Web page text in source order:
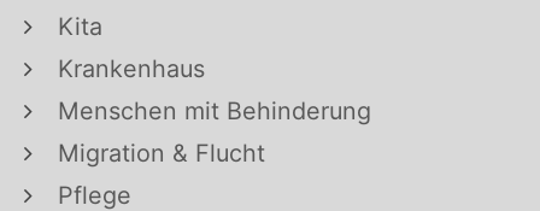
Kita
Krankenhaus
Menschen mit Behinderung
Migration & Flucht
Pflege